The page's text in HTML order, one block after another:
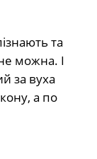
та
можна. І
за вуха
а по